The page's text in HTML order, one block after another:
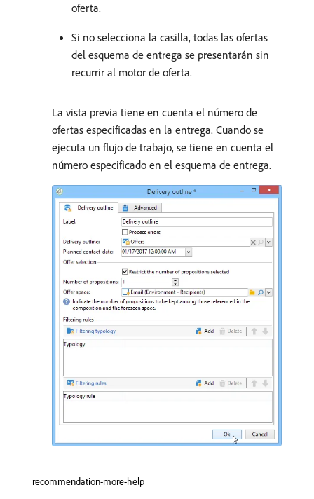
oferta.
Si no selecciona la casilla, todas las ofertas
del esquema de entrega se presentarán sin
recurrir al motor de oferta.
La vista previa tiene en cuenta el número de
ofertas especificadas en la entrega. Cuando se
ejecuta un flujo de trabajo, se tiene en cuenta el
número especificado en el esquema de entrega.
recommendation-more-help